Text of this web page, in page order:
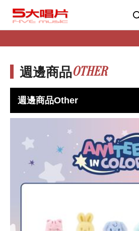
週邊商品OTHER
週邊商品Other